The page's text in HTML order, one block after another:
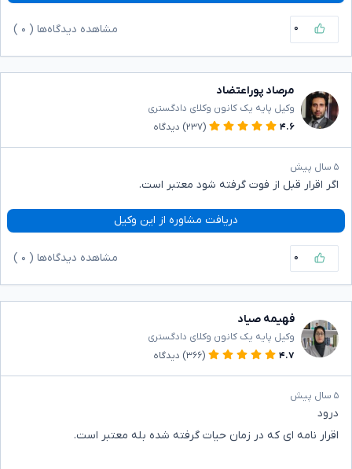
۰ مشاهده دیدگاه‌ها ( ۰
مرصاد پوراعتضاد
وکیل پایه یک کانون وکلای دادگستری
۴.۶
(۲۳۷) دیدگاه
۵ سال پیش
اگر اقرار قبل از فوت گرفته شود معتبر است.
دریافت مشاوره از این وکیل
۰ مشاهده دیدگاه‌ها ( ۰
فهیمه صیاد
وکیل پایه یک کانون وکلای دادگستری
۴.۷
(۳۶۶) دیدگاه
۵ سال پیش
درود
اقرار نامه ای که در زمان حیات گرفته شده بله معتبر است.